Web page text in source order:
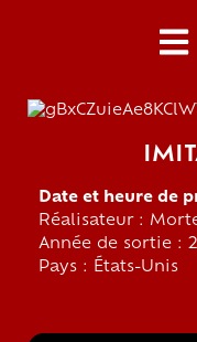
Date et heure de
Réalisateur :
Année de sortie :
Pays : États-Unis